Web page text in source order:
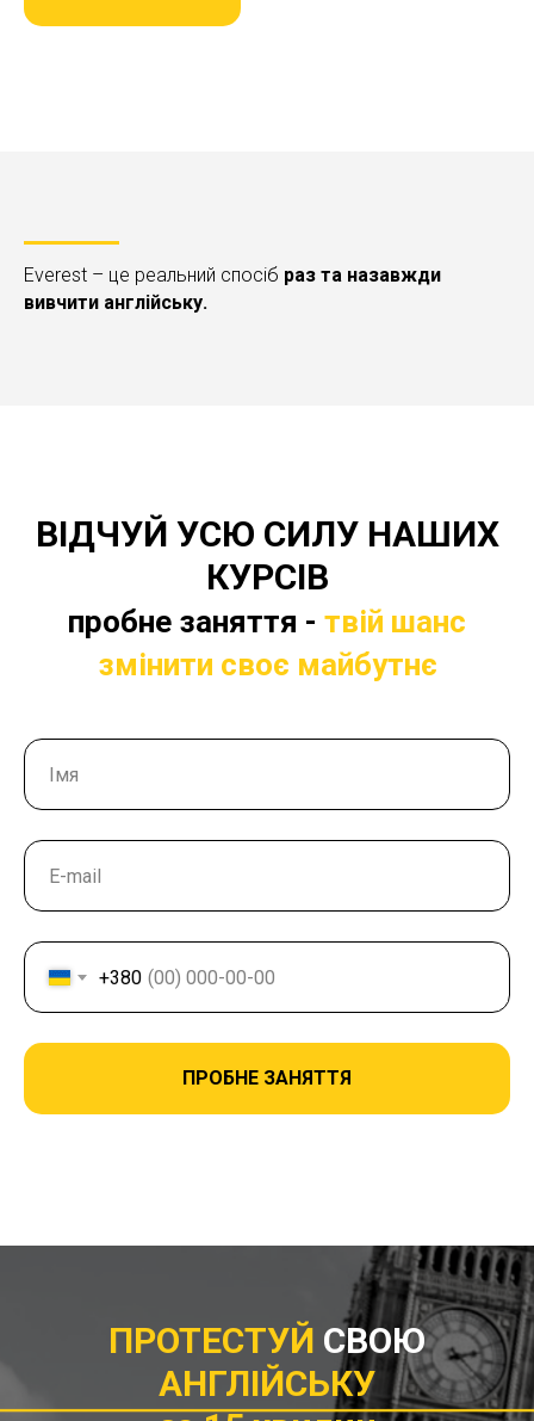
Everest – це реальний спосіб раз та назавжди
вивчити англійську.
ВІДЧУЙ УСЮ СИЛУ НАШИХ
КУРСІВ
пробне заняття - твій шанс
змінити своє майбутнє
+380
ПРОБНЕ ЗАНЯТТЯ
ПРОТЕСТУЙ СВОЮ
АНГЛІЙСЬКУ